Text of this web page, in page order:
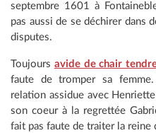
septembre 1601 à
pas aussi de se déchirer dans
disputes.
Toujours avide de chair
faute de tromper sa
relation assidue avec
son coeur à la regrettée
fait pas faute de traiter la reine